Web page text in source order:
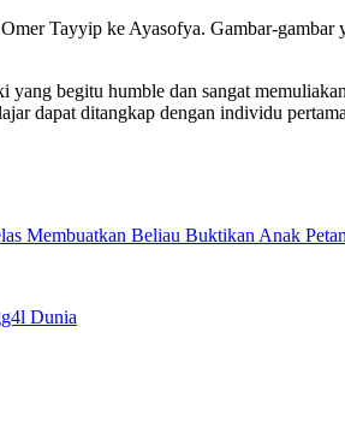
Tayyip ke Ayasofya. Gambar-
begitu humble dan sangat
dapat ditangkap dengan individu
Membuatkan Beliau Buktikan Anak
Dunia